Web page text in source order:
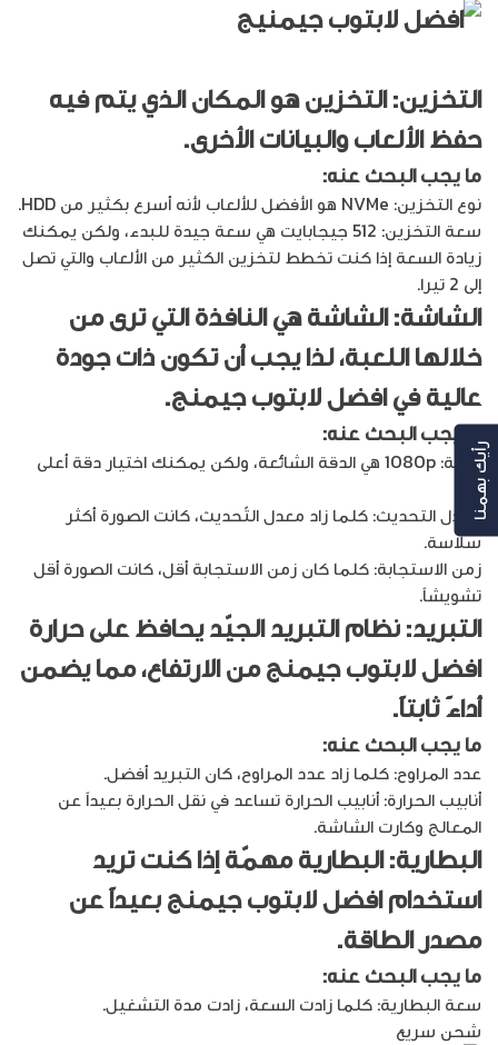
التخزين: التخزين هو المكان الذي يتم فيه
حفظ الألعاب والبيانات الأخرى.
ما يجب البحث عنه:
نوع التخزين: NVMe هو الأفضل للألعاب لأنه أسرع بكثير من HDD.
سعة التخزين: 512 جيجابايت هي سعة جيدة للبدء، ولكن يمكنك
زيادة السعة إذا كنت تخطط لتخزين الكثير من الألعاب والتي تصل
إلى 2 تيرا.
الشاشة: الشاشة هي النافذة التي ترى من
خلالها اللعبة، لذا يجب أن تكون ذات جودة
عالية فيافضل لابتوب جيمنج.
ما يجب البحث عنه:
الدقة: 1080p هي الدقة الشائعة، ولكن يمكنك اختيار دقة أعلى
4K.
معدل التحديث: كلما زاد معدل التّحديث، كانت الصورة أكثر
سلاسة.
زمن الاستجابة: كلما كان زمن الاستجابة أقل، كانت الصورة أقل
تشويشاً.
التبريد: نظام التبريد الجيّد يحافظ على حرارة
افضل لابتوب جيمنجمن الارتفاع، مما يضمن
أداءً ثابتاً.
ما يجب البحث عنه:
عدد المراوح: كلما زاد عدد المراوح، كان التبريد أفضل.
أنابيب الحرارة: أنابيب الحرارة تساعد في نقل الحرارة بعيداً عن
المعالج وكارت الشاشة.
البطارية: البطارية مهمّة إذا كنت تريد
استخدامافضل لابتوب جيمنجبعيداً عن
مصدر الطاقة.
ما يجب البحث عنه:
سعة البطارية: كلما زادت السعة، زادت مدة التشغيل.
شحن سريع
رأيك بهمنا